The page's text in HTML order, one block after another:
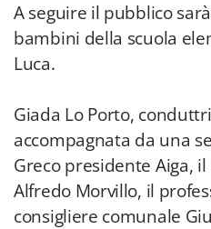
A seguire il pubblico
bambini della scuola
Luca.
Giada Lo Porto,
accompagnata da una
Greco presidente Aiga,
Alfredo Morvillo, il
consigliere comunale